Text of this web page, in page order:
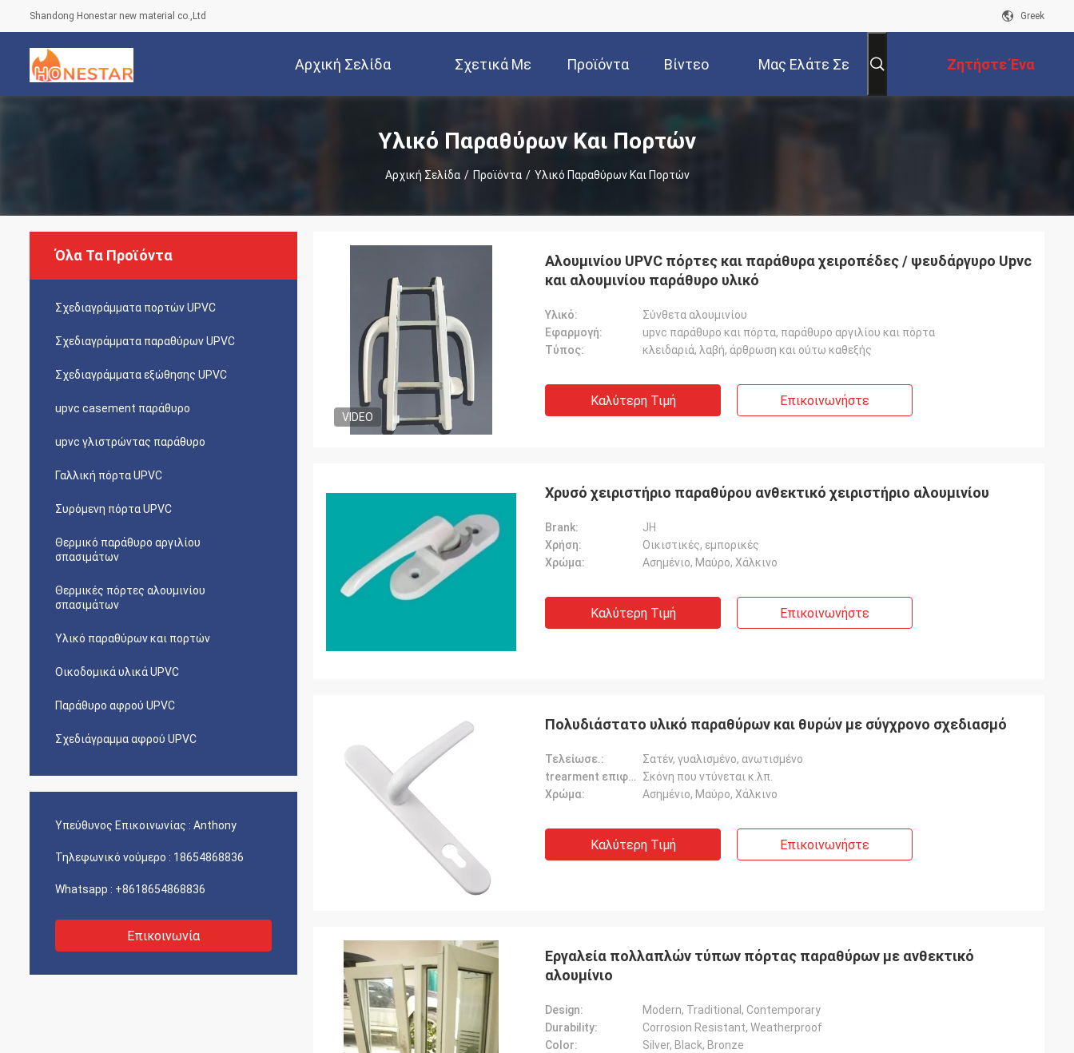
Shandong Honestar new material co.,Ltd Greek
Αρχική Σελίδα Σχετικά Με
Εμάς
Προϊόντα Βίντεο Μας Ελάτε Σε Ζητήστε Ένα
Απόσπασμα
Υλικό Παραθύρων Και Πορτών
Αρχική Σελίδα / Προϊόντα / Υλικό Παραθύρων Και Πορτών
Όλα Τα Προϊόντα
Σχεδιαγράμματα πορτών UPVC
Σχεδιαγράμματα παραθύρων UPVC
Σχεδιαγράμματα εξώθησης UPVC
upvc casement παράθυρο
upvc γλιστρώντας παράθυρο
Γαλλική πόρτα UPVC
Συρόμενη πόρτα UPVC
Θερμικό παράθυρο αργιλίου
σπασιμάτων
Θερμικές πόρτες αλουμινίου
σπασιμάτων
Υλικό παραθύρων και πορτών
Οικοδομικά υλικά UPVC
Παράθυρο αφρού UPVC
Σχεδιάγραμμα αφρού UPVC
Υπεύθυνος Επικοινωνίας : Anthony
Τηλεφωνικό νούμερο : 18654868836
Whatsapp : +8618654868836
Επικοινωνία
VIDEO
Αλουμινίου UPVC πόρτες και παράθυρα χειροπέδες / ψευδάργυρο Upvc
και αλουμινίου παράθυρο υλικό
Υλικό:
Σύνθετα αλουμινίου
Εφαρμογή:
upvc παράθυρο και πόρτα, παράθυρο αργιλίου και πόρτα
Τύπος:
κλειδαριά, λαβή, άρθρωση και ούτω καθεξής
Καλύτερη Τιμή Επικοινωνήστε
Χρυσό χειριστήριο παραθύρου ανθεκτικό χειριστήριο αλουμινίου
Brank:
JH
Χρήση:
Οικιστικές, εμπορικές
Χρώμα:
Ασημένιο, Μαύρο, Χάλκινο
Καλύτερη Τιμή Επικοινωνήστε
Πολυδιάστατο υλικό παραθύρων και θυρών με σύγχρονο σχεδιασμό
Τελείωσε.:
Σατέν, γυαλισμένο, ανωτισμένο
trearment επιφάνειας:
Σκόνη που ντύνεται κ.λπ.
Χρώμα:
Ασημένιο, Μαύρο, Χάλκινο
Καλύτερη Τιμή Επικοινωνήστε
Εργαλεία πολλαπλών τύπων πόρτας παραθύρων με ανθεκτικό
αλουμίνιο
Design:
Modern, Traditional, Contemporary
Durability:
Corrosion Resistant, Weatherproof
Color:
Silver, Black, Bronze